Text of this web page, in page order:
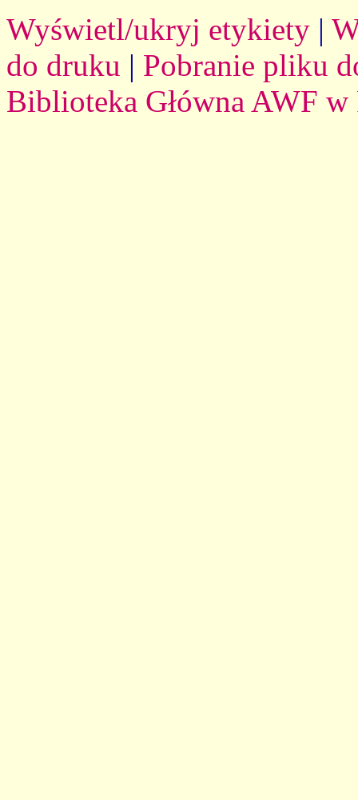
Wyświetl/ukryj etykiety |
do druku | Pobranie pliku
Biblioteka Główna AWF w